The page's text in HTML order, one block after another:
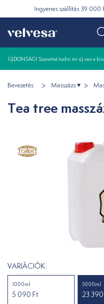
Ingyenes szállítás 39 000
ÚJDONSÁG! Szeretné tudni mi új van a
Bevezetés Masszázs
Tea tree
VARIÁCIÓK:
1000ml
5 090 Ft
5000ml
23